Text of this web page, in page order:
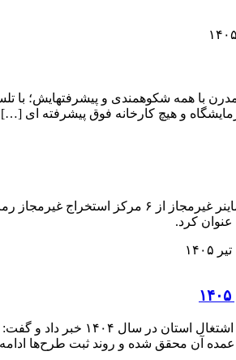
با همه شکوهمندی و پیشرفتهایش؛ با
و هیچ کارخانه فوق ‌پیشرفته ‌ای […]
مدیرعامل شرکت توزیع نیروی برق تبریز از
کرد.